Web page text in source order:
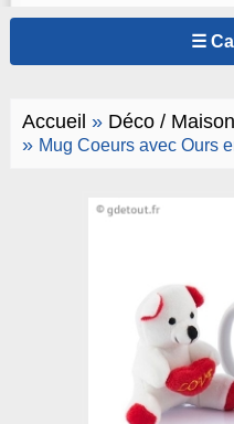
☰
Accueil » Déco / Maison
» Mug Coeurs avec Ours